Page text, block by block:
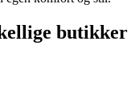
butikker